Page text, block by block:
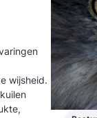
wijsheid.